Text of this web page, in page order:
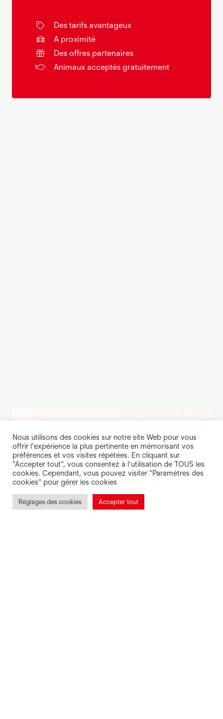
Des tarifs avantageux
A proximité
Des offres partenaires
Animaux acceptés gratuitement
Nous utilisons des cookies sur notre site Web pour vous
offrir l'expérience la plus pertinente en mémorisant vos
préférences et vos visites répétées. En cliquant sur
"Accepter tout", vous consentez à l'utilisation de TOUS les
cookies. Cependant, vous pouvez visiter "Paramètres des
cookies" pour gérer les cookies
Réglages des cookies Accepter tout